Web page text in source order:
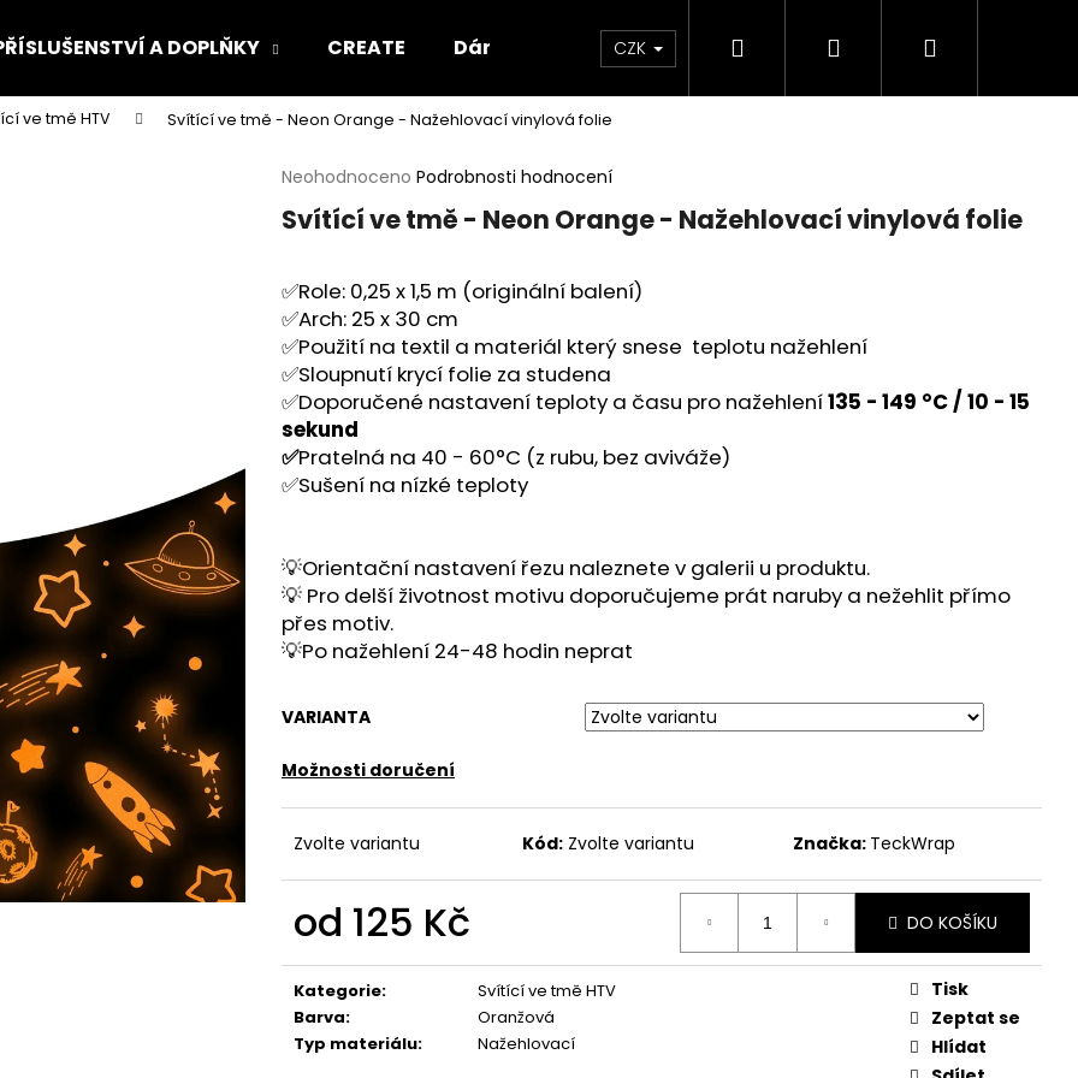
A DOPLŇKY CREATE Dárkový poukaz BLEŠÍ TRH🛍️ Doprava a platba
CZK Hledat PřihlášeníNákupní
ve tmě HTV Svítící ve tmě - Neon Orange - Nažehlovací vinylová folie
Průměrné
produktu
z
5
hvězdiček.
Neohodnoceno Podrobnosti hodnocení
Svítící ve tmě - Neon Orange - Nažehlovací vinylová folie
✅Role: 0,25 x 1,5 m (originální balení)
✅Arch: 25 x 30 cm
✅Použití na textil a materiál který snese teplotu nažehlení
✅Sloupnutí krycí folie za studena
✅Doporučené nastavení teploty a času pro nažehlení135 - 149 °C / 10 - 15
sekund
✅Pratelná na 40 - 60°C (z rubu, bez aviváže)
✅Sušení na nízké teploty
💡Orientační nastavení řezu naleznete v galerii u produktu.
💡 Pro delší životnost motivu doporučujeme prát naruby a nežehlit přímo
přes motiv.
💡Po nažehlení 24-48 hodin neprat
VARIANTA
Možnosti doručení
Zvolte variantu Kód: Zvolte variantu Značka: TeckWrap
od 125 Kč DO KOŠÍKU
Kategorie:
Svítící ve tmě HTV
Barva:
Oranžová
Typ materiálu: Nažehlovací
Tisk
Zeptat se
Hlídat
Co potřebujete najít?
HLEDAT